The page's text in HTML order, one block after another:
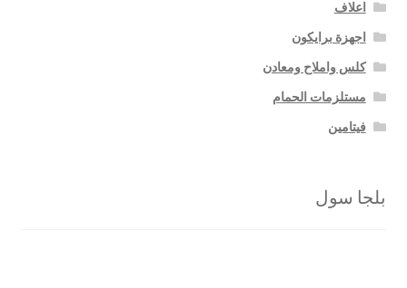
اعلاف
اجهزة برايكون
كلس واملاح ومعادن
مستلزمات الحمام
فيتامين
بلجا سول